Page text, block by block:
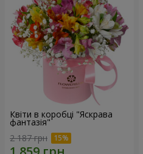
Квіти в коробці "Яскрава
фантазія"
2 187 грн